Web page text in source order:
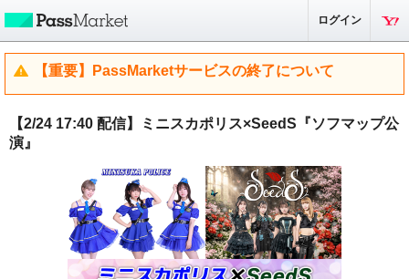
ログイン
【重要】PassMarketサービスの終了について
【2/24 17:40 配信】ミニスカポリス×SeedS『ソフマップ公
演』